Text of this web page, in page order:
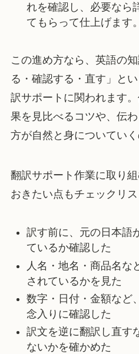
れを確認し、必要なら
てもらって仕上げます。
この進め方なら、英語の
る・確認する・直す」と
訳サポートに関われます
果を見比べるコツや、伝
方が自然と身についていく
翻訳サポート作業に取り
おきたい点もチェックリス
訳す前に、元の日本語
ているか確認した
人名・地名・商品名な
されているかを見た
数字・日付・金額など
念入りに確認した
訳文を逆に翻訳し直す
ないかを確かめた